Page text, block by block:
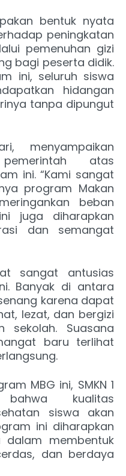
bentuk nyata
peningkatan
pemenuhan gizi
bagi peserta didik.
ini, seluruh siswa
hidangan
tanpa dipungut
menyampaikan
atas
ini. “Kami sangat
program Makan
beban
juga diharapkan
dan semangat
sangat antusias
Banyak di antara
karena dapat
lezat, dan bergizi
sekolah. Suasana
baru terlihat
MBG ini, SMKN 1
kualitas
siswa akan
ini diharapkan
dalam membentuk
dan berdaya